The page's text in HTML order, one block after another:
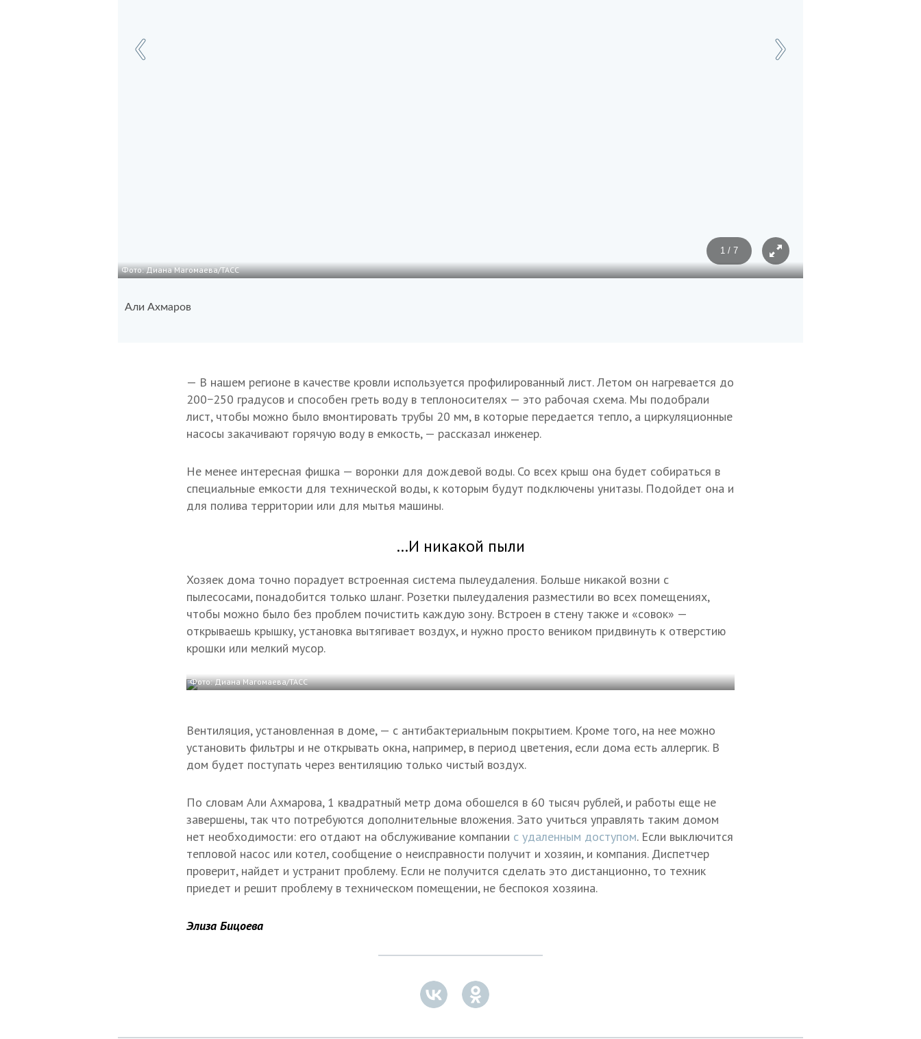
1 / 7
Фото: Диана Магомаева/ТАСС
Али Ахмаров
— В нашем регионе в качестве кровли используется профилированный лист. Летом он нагревается до
200−250 градусов и способен греть воду в теплоносителях — это рабочая схема. Мы подобрали
лист, чтобы можно было вмонтировать трубы 20 мм, в которые передается тепло, а циркуляционные
насосы закачивают горячую воду в емкость, — рассказал инженер.
Не менее интересная фишка — воронки для дождевой воды. Со всех крыш она будет собираться в
специальные емкости для технической воды, к которым будут подключены унитазы. Подойдет она и
для полива территории или для мытья машины.
…И никакой пыли
Хозяек дома точно порадует встроенная система пылеудаления. Больше никакой возни с
пылесосами, понадобится только шланг. Розетки пылеудаления разместили во всех помещениях,
чтобы можно было без проблем почистить каждую зону. Встроен в стену также и «совок» —
открываешь крышку, установка вытягивает воздух, и нужно просто веником придвинуть к отверстию
крошки или мелкий мусор.
Фото: Диана Магомаева/ТАСС
Вентиляция, установленная в доме, — с антибактериальным покрытием. Кроме того, на нее можно
установить фильтры и не открывать окна, например, в период цветения, если дома есть аллергик. В
дом будет поступать через вентиляцию только чистый воздух.
По словам Али Ахмарова, 1 квадратный метр дома обошелся в 60 тысяч рублей, и работы еще не
завершены, так что потребуются дополнительные вложения. Зато учиться управлять таким домом
нет необходимости: его отдают на обслуживание компании с удаленным доступом. Если выключится
тепловой насос или котел, сообщение о неисправности получит и хозяин, и компания. Диспетчер
проверит, найдет и устранит проблему. Если не получится сделать это дистанционно, то техник
приедет и решит проблему в техническом помещении, не беспокоя хозяина.
Элиза Бицоева